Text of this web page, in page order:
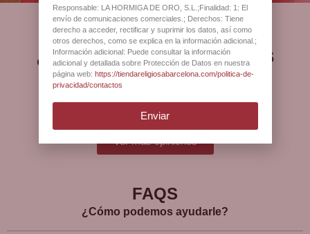
¿Qué opinan nuestros
clientes?
Ver más opiniones
FAQS
¿Cómo podemos ayudarle?
Responsable: LA HORMIGA DE ORO, S.L.;Finalidad: 1: El
envío de comunicaciones comerciales.; Derechos: Tiene
derecho a acceder, rectificar y suprimir los datos, así como
otros derechos, como se explica en la información adicional.;
Información adicional: Puede consultar la información
adicional y detallada sobre Protección de Datos en nuestra
página web: https://tiendareligiosabarcelona.com/politica-de-
privacidad/contactos
Enviar